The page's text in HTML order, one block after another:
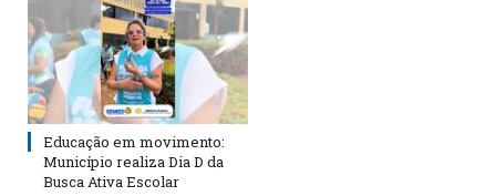
Educação em movimento:
Município realiza Dia D da
Busca Ativa Escolar